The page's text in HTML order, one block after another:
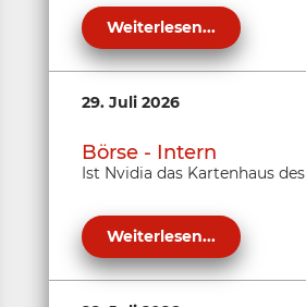
Weiterlesen...
29. Juli 2026
Börse - Intern
Ist Nvidia das Kartenhaus
Weiterlesen...